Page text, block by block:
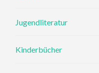
Jugendliteratur
Kinderbücher